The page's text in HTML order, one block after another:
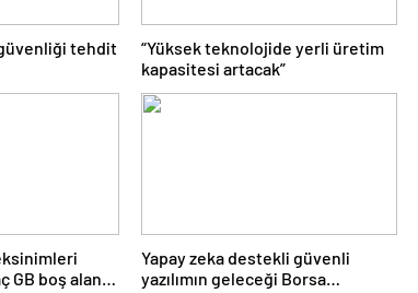
tehdit
“Yüksek teknolojide yerli üretim
kapasitesi artacak”
GB boş alan
Yapay zeka destekli güvenli
yazılımın geleceği Borsa